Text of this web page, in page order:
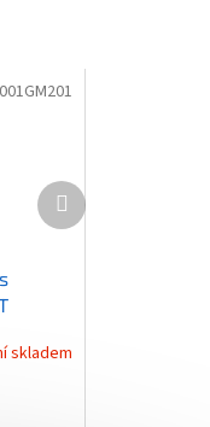
skladem
Další
produkt